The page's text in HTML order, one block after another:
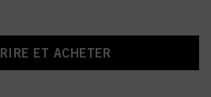
ET ACHETER